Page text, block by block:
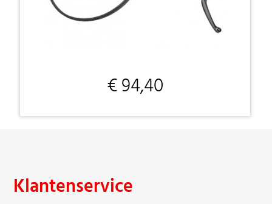
€ 94,40
Klantenservice